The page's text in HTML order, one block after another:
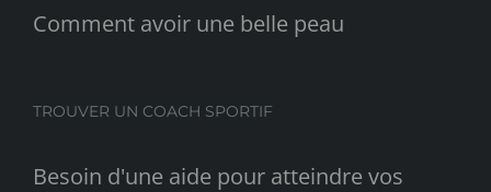
Comment avoir une belle peau
TROUVER UN COACH SPORTIF
Besoin d'une aide pour atteindre vos